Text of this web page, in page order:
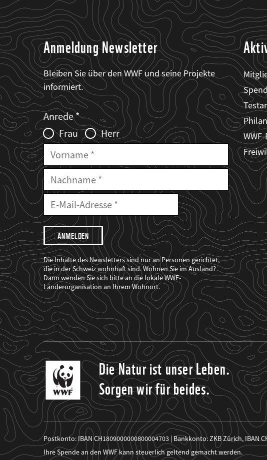
Anmeldung Newsletter
Bleiben Sie über den WWF und seine Projekte
informiert.
Web2Case
Infofelder
Fieldset
anrede_name
Anrede
Frau
Herr
Vorname
Nachname
E-
Mailadresse
Mail
Adresse
Ich
möchte,
dass
der
WWF
mich
über
seine
Projekte
informiert.
Die Inhalte des Newsletters sind nur an Personen gerichtet,
die in der Schweiz wohnhaft sind. Wohnen Sie im Ausland?
Dann wenden Sie sich bitte an die lokale WWF-
Länderorganisation an Ihrem Wohnort.
Die Natur ist unser Leben.
Sorgen wir für beides.
Postkonto: IBAN CH1809000000800004703 | Bankkonto: ZKB Zürich, IBAN
Ihre Spende an den WWF kann steuerlich geltend gemacht werden.